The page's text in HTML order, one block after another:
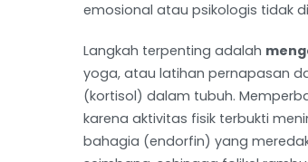
emosional atau psikologis tidak
Langkah terpenting adalah
yoga, atau latihan pernapasan
(kortisol) dalam tubuh.
karena aktivitas fisik terbukti
bahagia (endorfin) yang